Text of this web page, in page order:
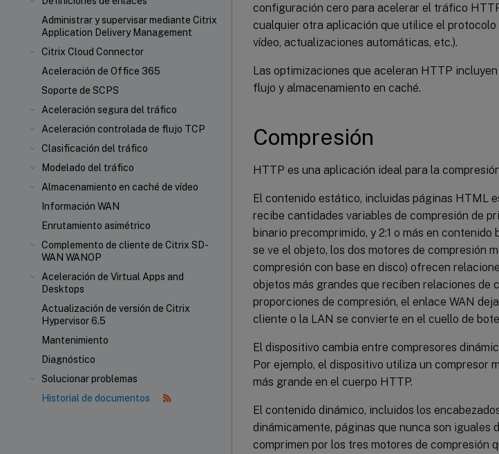
Administrar y supervisar mediante Citrix
Application Delivery Management
Citrix Cloud Connector
Aceleración de Office 365
Soporte de SCPS
Aceleración segura del tráfico
Aceleración controlada de flujo TCP
Clasificación del tráfico
Modelado del tráfico
Almacenamiento en caché de vídeo
Información WAN
Enrutamiento asimétrico
Complemento de cliente de Citrix SD-
WAN WANOP
Aceleración de Virtual Apps and
Desktops
Actualización de versión de Citrix
Hypervisor 6.5
Mantenimiento
Diagnóstico
Solucionar problemas
Historial de documentos
configuración cero para acelerar el tráfico
cualquier otra aplicación que utilice el
vídeo, actualizaciones automáticas, etc.).
Las optimizaciones que aceleran HTTP
flujo y almacenamiento en caché.
Compresión
HTTP es una aplicación ideal para la
El contenido estático, incluidas páginas HTML
recibe cantidades variables de compresión de
binario precomprimido, y 2:1 o más en
se ve el objeto, los dos motores de compresión
compresión con base en disco) ofrecen
objetos más grandes que reciben relaciones de
proporciones de compresión, el enlace WAN
cliente o la LAN se convierte en el cuello de
El dispositivo cambia entre compresores
Por ejemplo, el dispositivo utiliza un compresor
más grande en el cuerpo HTTP.
El contenido dinámico, incluidos los
dinámicamente, páginas que nunca son iguales
comprimen por los tres motores de compresión